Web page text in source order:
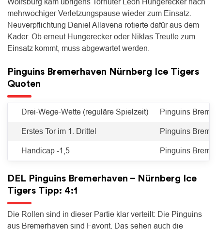
Wolfsburg kam übrigens Torhüter Leon Hungerecker nach
mehrwöchiger Verletzungspause wieder zum Einsatz.
Neuverpflichtung Daniel Allavena rotierte dafür aus dem
Kader. Ob erneut Hungerecker oder Niklas Treutle zum
Einsatz kommt, muss abgewartet werden.
Pinguins Bremerhaven Nürnberg Ice Tigers
Quoten
Drei-Wege-Wette (reguläre Spielzeit) Pinguins
Erstes Tor im 1. Drittel Pinguins
Handicap -1,5 Pinguins
DEL Pinguins Bremerhaven – Nürnberg Ice
Tigers Tipp: 4:1
Die Rollen sind in dieser Partie klar verteilt: Die Pinguins
aus Bremerhaven sind Favorit. Das sehen auch die